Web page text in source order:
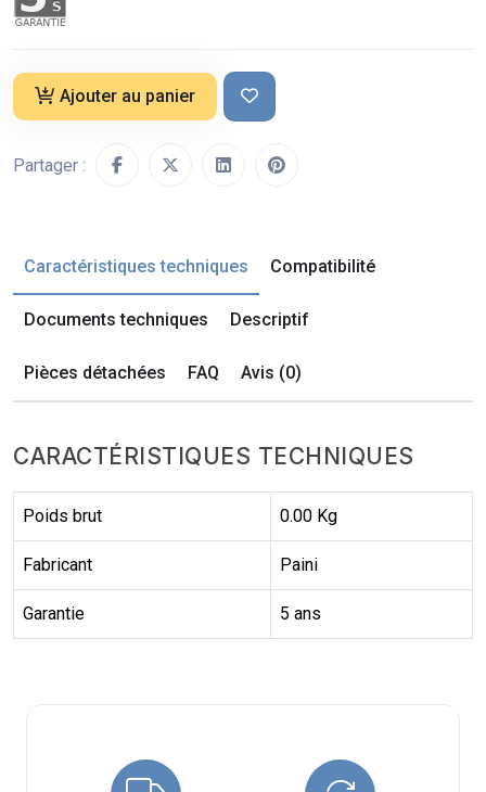
Ajouter au panier
Partager :
Caractéristiques techniques Compatibilité
Documents techniques Descriptif
Pièces détachées FAQ Avis (0)
CARACTÉRISTIQUES TECHNIQUES
Poids brut 0.00 Kg
Fabricant Paini
Garantie 5 ans